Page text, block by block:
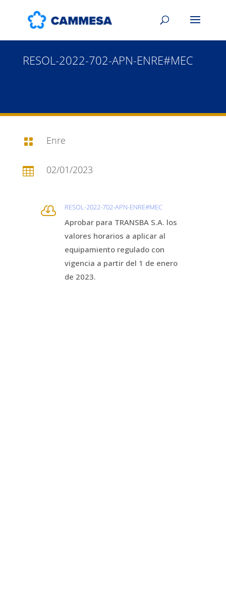
RESOL-2022-702-APN-ENRE#MEC
 Enre
 02/01/2023
 RESOL-2022-702-APN-ENRE#MEC
Aprobar para TRANSBA S.A. los
valores horarios a aplicar al
equipamiento regulado con
vigencia a partir del 1 de enero
de 2023.